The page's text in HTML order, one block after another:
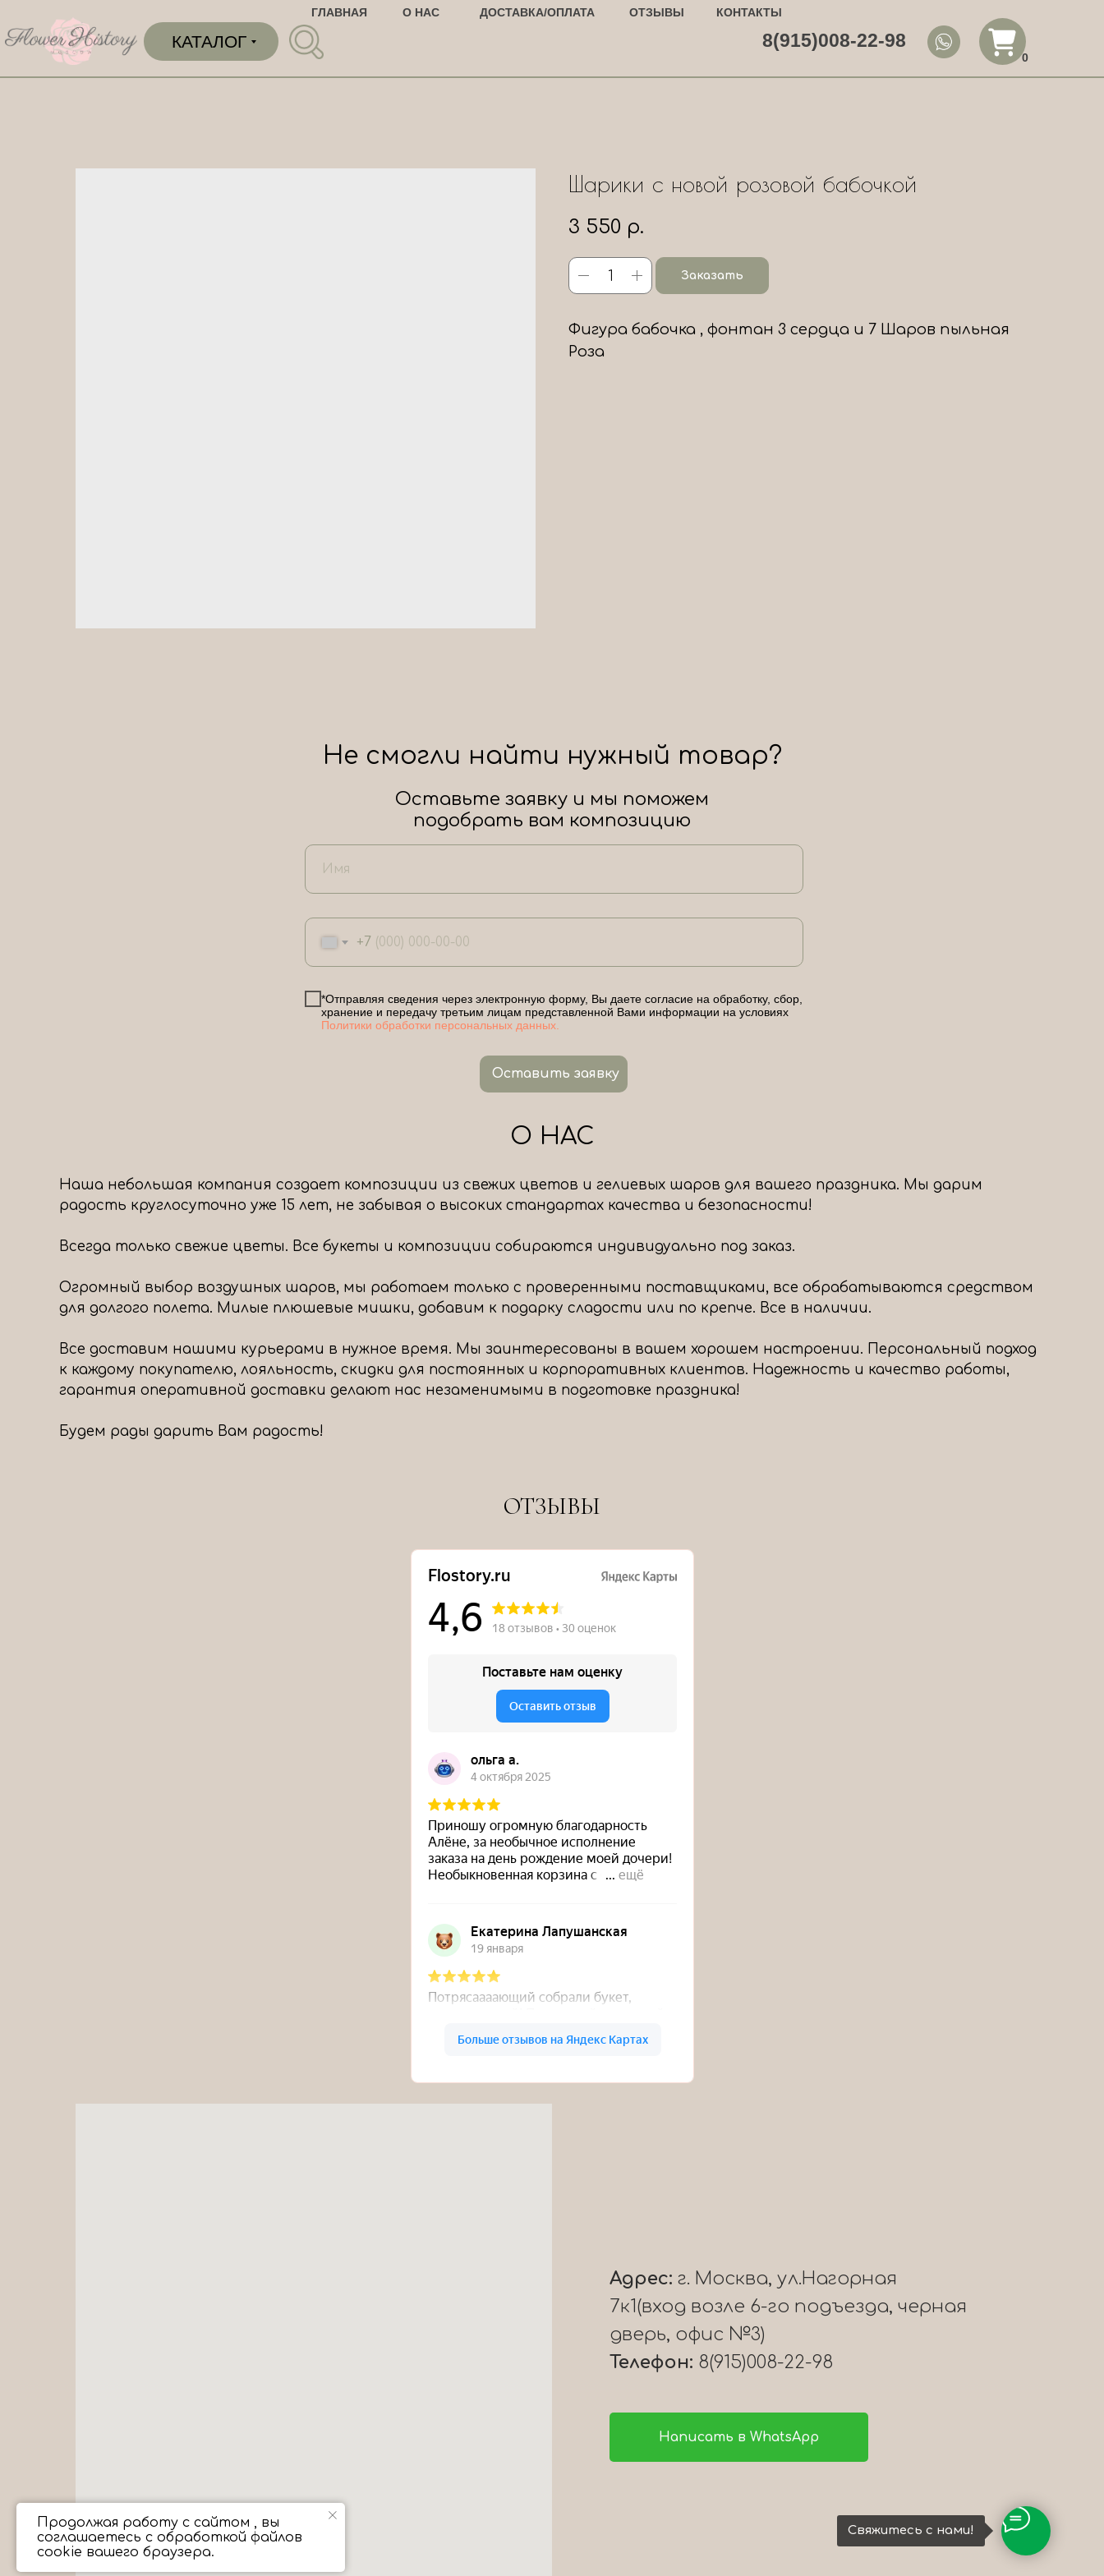
8(915)008-22-98
КАТАЛОГ
О НАС
ГЛАВНАЯ ДОСТАВКА/ОПЛАТА ОТЗЫВЫ КОНТАКТЫ
0
Свяжитесь с нами!
Продолжая работу с сайтом , вы
соглашаетесь с обработкой файлов
cookie вашего браузера.
Шарики с новой розовой бабочкой
3 550 р.
Заказать
Фигура бабочка , фонтан 3 сердца и 7 Шаров пыльная
Роза
+7
*Отправляя сведения через электронную форму, Вы даете согласие на обработку, сбор,
хранение и передачу третьим лицам представленной Вами информации на условиях
Политики обработки персональных данных.
Оставить заявку
Не смогли найти нужный товар?
Оставьте заявку и мы поможем
подобрать вам композицию
О НАС
Наша небольшая компания создает композиции из свежих цветов и гелиевых шаров для вашего праздника. Мы дарим
радость круглосуточно уже 15 лет, не забывая о высоких стандартах качества и безопасности!
Всегда только свежие цветы. Все букеты и композиции собираются индивидуально под заказ.
Огромный выбор воздушных шаров, мы работаем только с проверенными поставщиками, все обрабатываются средством
для долгого полета. Милые плюшевые мишки, добавим к подарку сладости или по крепче. Все в наличии.
Все доставим нашими курьерами в нужное время. Мы заинтересованы в вашем хорошем настроении. Персональный подход
к каждому покупателю, лояльность, скидки для постоянных и корпоративных клиентов. Надежность и качество работы,
гарантия оперативной доставки делают нас незаменимыми в подготовке праздника!
Будем рады дарить Вам радость!
ОТЗЫВЫ
Адрес: г. Москва, ул.Нагорная
7к1(вход возле 6-го подъезда, черная
дверь, офис №3)
Телефон: 8(915)008-22-98
Написать в WhatsApp